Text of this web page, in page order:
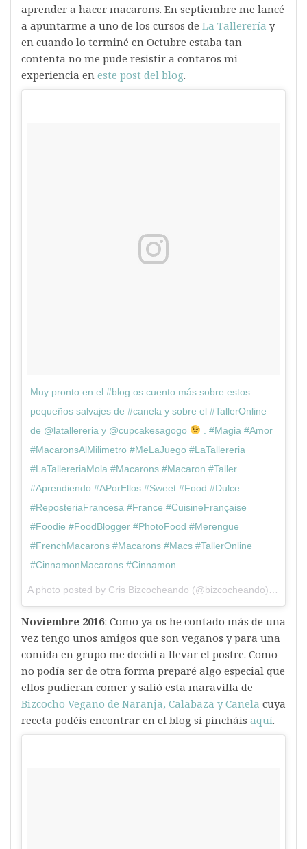
aprender a hacer macarons. En septiembre me lancé
a apuntarme a uno de los cursos de La Tallerería y
en cuando lo terminé en Octubre estaba tan
contenta no me pude resistir a contaros mi
experiencia en este post del blog.
Muy pronto en el #blog os cuento más sobre estos
pequeños salvajes de #canela y sobre el #TallerOnline
de @latallereria y @cupcakesagogo
. #Magia #Amor
#MacaronsAlMilimetro #MeLaJuego #LaTallereria
#LaTallereriaMola #Macarons #Macaron #Taller
#Aprendiendo #APorEllos #Sweet #Food #Dulce
#ReposteriaFrancesa #France #CuisineFrançaise
#Foodie #FoodBlogger #PhotoFood #Merengue
#FrenchMacarons #Macarons #Macs #TallerOnline
#CinnamonMacarons #Cinnamon
Noviembre 2016: Como ya os he contado más de una
vez tengo unos amigos que son veganos y para una
comida en grupo me decidí a llevar el postre. Como
no podía ser de otra forma preparé algo especial que
ellos pudieran comer y salió esta maravilla de
Bizcocho Vegano de Naranja, Calabaza y Canela cuya
receta podéis encontrar en el blog si pincháis aquí.